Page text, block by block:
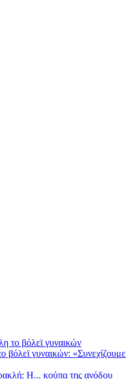
το βόλεϊ γυναικών
βόλεϊ γυναικών: «Συνεχίζουμε
Η... κούπα της ανόδου